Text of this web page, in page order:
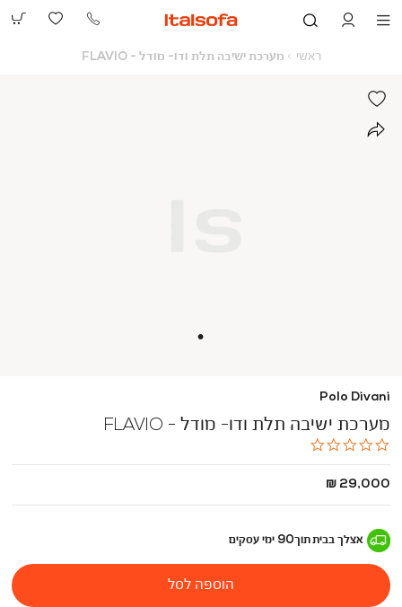
073-
ראשי ראשי
מערכת ישיבה תלת ודו- מודל - FLAVIO
Polo Divani
מערכת ישיבה תלת ודו- מודל - FLAVIO
החל
29,000 ₪
אצלך בביתתוך90 ימי עסקים
הוספה לסל